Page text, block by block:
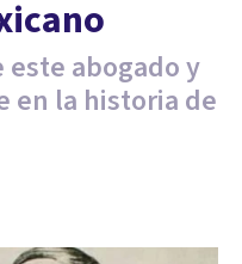
este abogado y
la historia de